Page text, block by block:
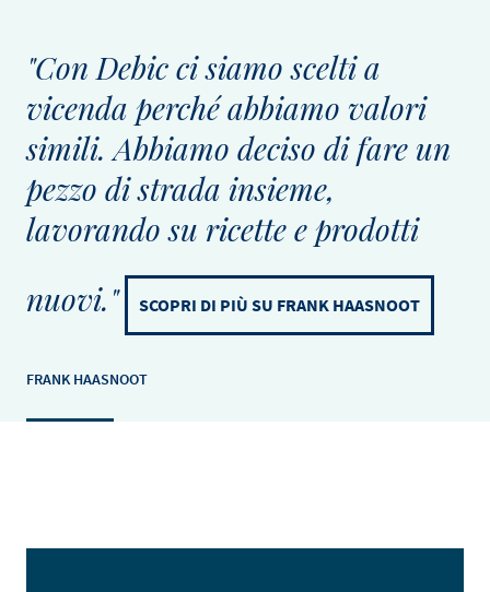
"Con Debic ci siamo scelti a
vicenda perché abbiamo valori
simili. Abbiamo deciso di fare un
pezzo di strada insieme,
lavorando su ricette e prodotti
nuovi."
SCOPRI DI PIÙ SU FRANK HAASNOOT
FRANK HAASNOOT